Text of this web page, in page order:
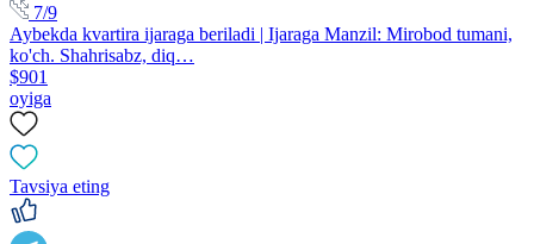
7/9
Aybekda kvartira ijaraga beriladi | Ijaraga Manzil: Mirobod tumani,
ko'ch. Shahrisabz, diq…
$901
oyiga
Tavsiya eting